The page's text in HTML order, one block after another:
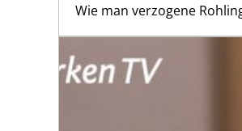
Wie man verzogene